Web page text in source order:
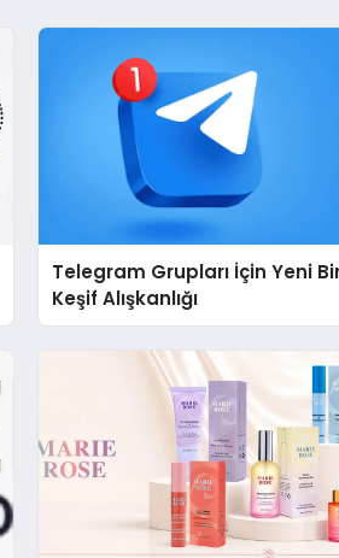
Telegram Grupları İçin Yeni
Keşif Alışkanlığı